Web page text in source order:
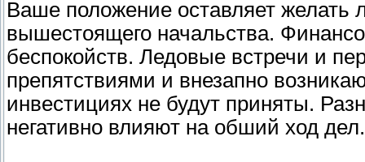
Ваше положение оставляет
вышестоящего начальства.
беспокойств. Ледовые встречи и
препятствиями и внезапно
инвестициях не будут приняты.
негативно влияют на обший ход дел.